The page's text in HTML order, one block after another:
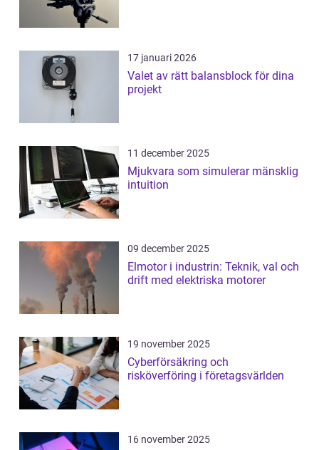
17 januari 2026
Valet av rätt balansblock för dina
projekt
11 december 2025
Mjukvara som simulerar mänsklig
intuition
09 december 2025
Elmotor i industrin: Teknik, val och
drift med elektriska motorer
19 november 2025
Cyberförsäkring och
risköverföring i företagsvärlden
16 november 2025